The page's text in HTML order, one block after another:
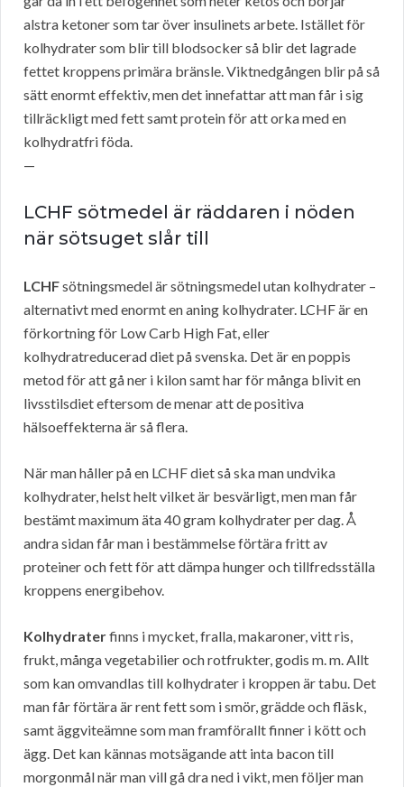
alstra ketoner som tar över insulinets arbete. Istället för
kolhydrater som blir till blodsocker så blir det lagrade
fettet kroppens primära bränsle. Viktnedgången blir på så
sätt enormt effektiv, men det innefattar att man får i sig
tillräckligt med fett samt protein för att orka med en
kolhydratfri föda.
—
LCHF sötmedel är räddaren i nöden
när sötsuget slår till
LCHFsötningsmedel är sötningsmedel utan kolhydrater –
alternativt med enormt en aning kolhydrater. LCHF är en
förkortning för Low Carb High Fat, eller
kolhydratreducerad diet på svenska. Det är en poppis
metod för att gå ner i kilon samt har för många blivit en
livsstilsdiet eftersom de menar att de positiva
hälsoeffekterna är så flera.
När man håller på en LCHF diet så ska man undvika
kolhydrater, helst helt vilket är besvärligt, men man får
bestämt maximum äta 40 gram kolhydrater per dag. Å
andra sidan får man i bestämmelse förtära fritt av
proteiner och fett för att dämpa hunger och tillfredsställa
kroppens energibehov.
Kolhydraterfinns i mycket, fralla, makaroner, vitt ris,
frukt, många vegetabilier och rotfrukter, godis m. m. Allt
som kan omvandlas till kolhydrater i kroppen är tabu. Det
man får förtära är rent fett som i smör, grädde och fläsk,
samt äggviteämne som man framförallt finner i kött och
ägg. Det kan kännas motsägande att inta bacon till
morgonmål när man vill gå dra ned i vikt, men följer man